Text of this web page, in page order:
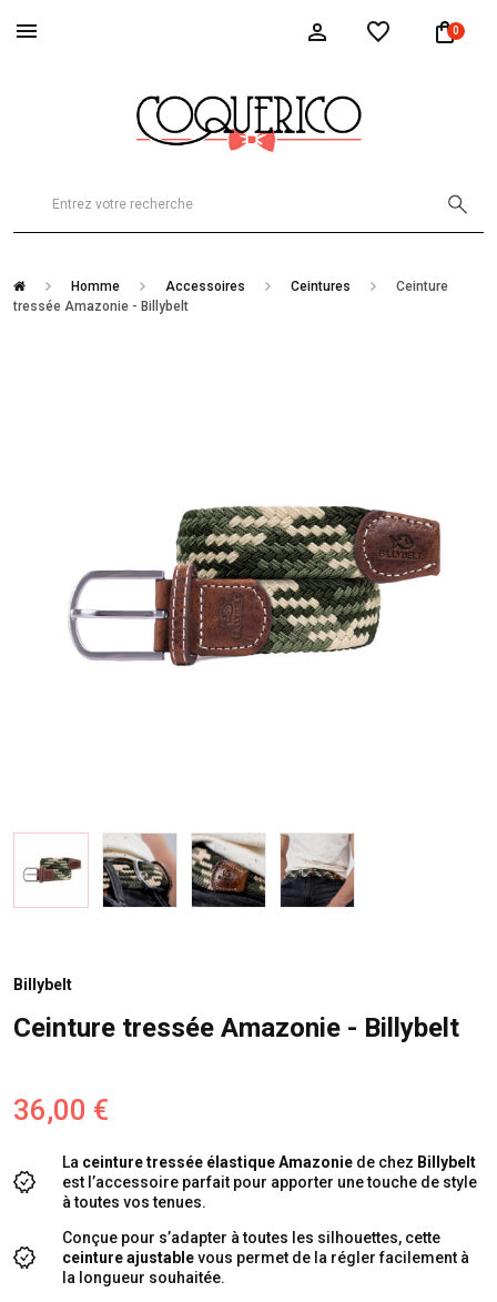
0
Homme Accessoires Ceintures
Ceinture
tressée Amazonie - Billybelt
Billybelt
Ceinture tressée Amazonie - Billybelt
36,00 €
La ceinture tressée élastique Amazonie de chez Billybelt
est l’accessoire parfait pour apporter une touche de style
à toutes vos tenues.
Conçue pour s’adapter à toutes les silhouettes, cette
ceinture ajustablevous permet de la régler facilement à
la longueur souhaitée.